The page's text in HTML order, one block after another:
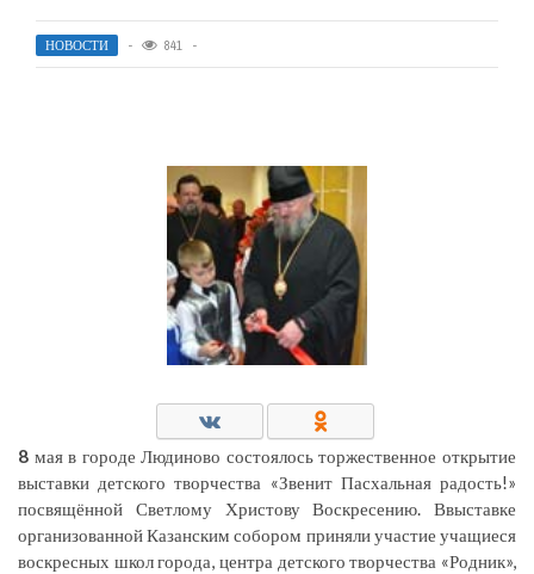
НОВОСТИ 841
8 мая в городе Людиново состоялось торжественное открытие
выставки детского творчества «Звенит Пасхальная радость!»
посвящённой Светлому Христову Воскресению. Ввыставке
организованной Казанским собором приняли участие учащиеся
воскресных школ города, центра детского творчества «Родник»,